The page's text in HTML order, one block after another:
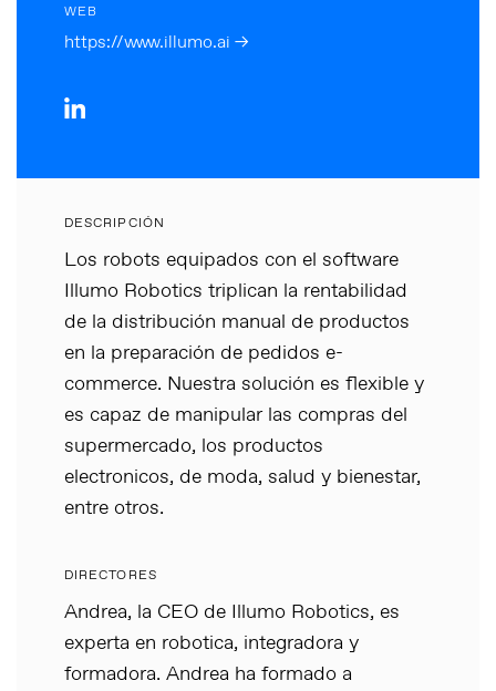
WEB
https://www.illumo.ai →
DESCRIPCIÓN
Los robots equipados con el software
Illumo Robotics triplican la rentabilidad
de la distribución manual de productos
en la preparación de pedidos e-
commerce. Nuestra solución es flexible y
es capaz de manipular las compras del
supermercado, los productos
electronicos, de moda, salud y bienestar,
entre otros.
DIRECTORES
Andrea, la CEO de Illumo Robotics, es
experta en robotica, integradora y
formadora. Andrea ha formado a